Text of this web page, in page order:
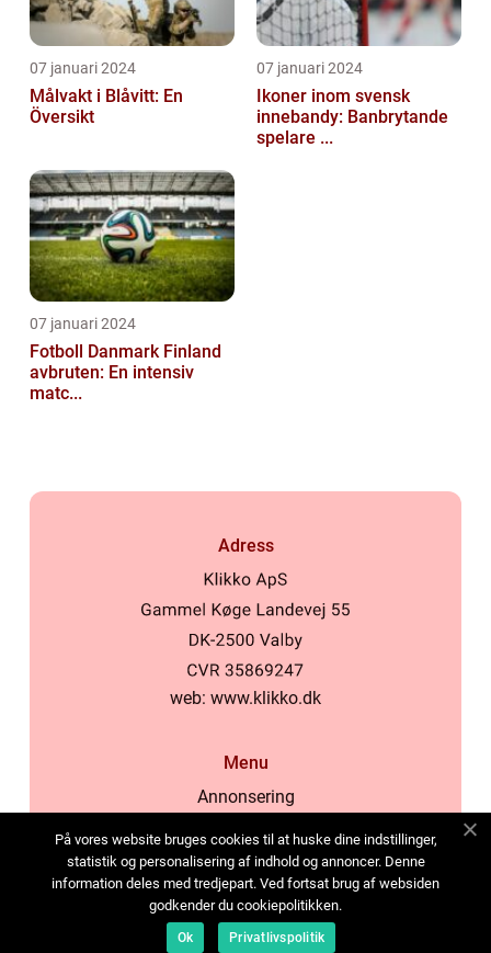
07 januari 2024
Målvakt i Blåvitt: En
Översikt
07 januari 2024
Ikoner inom svensk
innebandy: Banbrytande
spelare ...
07 januari 2024
Fotboll Danmark Finland
avbruten: En intensiv
matc...
Adress
web: www.klikko.dk
Menu
Annonsering
Cookies
Kontakta oss
Sitemap
På vores website bruges cookies til at huske dine indstillinger,
statistik og personalisering af indhold og annoncer. Denne
information deles med tredjepart. Ved fortsat brug af websiden
godkender du cookiepolitikken.
Ok Privatlivspolitik